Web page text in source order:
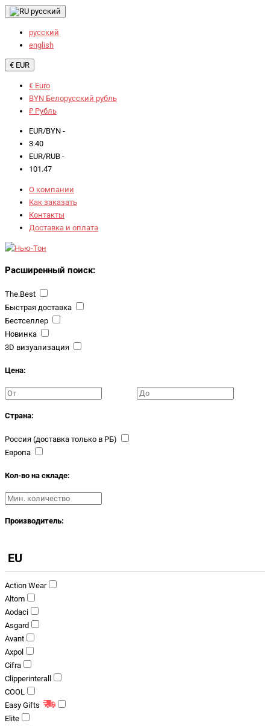
русский
русский
english
€ EUR
€ Euro
BYN Белорусский рубль
₽ Рубль
EUR/BYN -
3.40
EUR/RUB -
101.47
О компании
Как заказать
Контакты
Доставка и оплата
Расширенный поиск:
The.Best
Быстрая доставка
Бестселлер
Новинка
3D визуализация
Цена:
Страна:
Россия (доставка только в РБ)
Европа
Кол-во на складе:
Производитель:
EU
Action Wear
Altom
Aodaci
Asgard
Avant
Axpol
Cifra
Clipperinterall
COOL
Easy Gifts
Elite